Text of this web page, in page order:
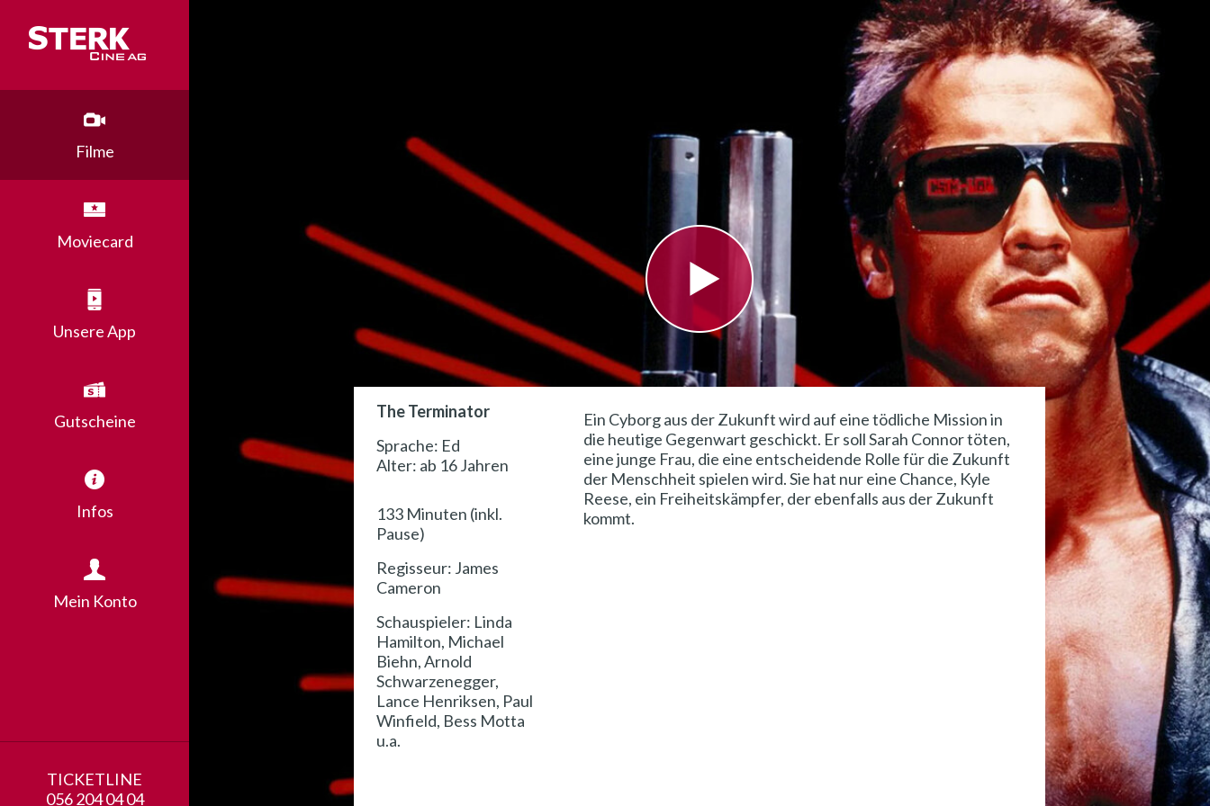
Filme
Moviecard
Unsere App
Gutscheine
Infos
Mein Konto
TICKETLINE
056 204 04 04
The Terminator
Sprache: Ed
Alter: ab 16 Jahren
133 Minuten (inkl.
Pause)
Regisseur: James
Cameron
Schauspieler: Linda
Hamilton, Michael
Biehn, Arnold
Schwarzenegger,
Lance Henriksen, Paul
Winfield, Bess Motta
u.a.
Ein Cyborg aus der Zukunft wird auf eine tödliche Mission in
die heutige Gegenwart geschickt. Er soll Sarah Connor töten,
eine junge Frau, die eine entscheidende Rolle für die Zukunft
der Menschheit spielen wird. Sie hat nur eine Chance, Kyle
Reese, ein Freiheitskämpfer, der ebenfalls aus der Zukunft
kommt.